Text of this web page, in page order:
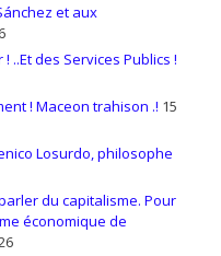
et aux
..Et des Services Publics !
! Maceon trahison .! 15
Losurdo, philosophe
du capitalisme. Pour
économique de